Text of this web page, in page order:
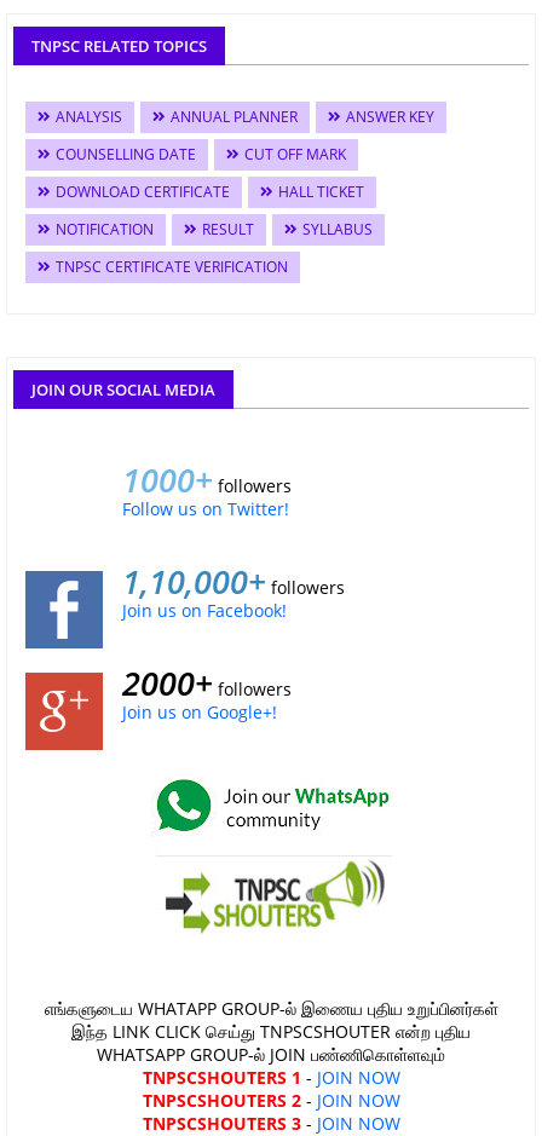
TNPSC RELATED TOPICS
ANALYSIS ANNUAL PLANNER
ANSWER KEY
COUNSELLING DATE
CUT OFF MARK
DOWNLOAD CERTIFICATE
HALL TICKET
NOTIFICATION
RESULT
SYLLABUS
TNPSC CERTIFICATE VERIFICATION
JOIN OUR SOCIAL MEDIA
1000+ followers
Follow us on Twitter!
1,10,000+ followers
Join us on Facebook!
2000+ followers
Join us on Google+!
எங்களுடைய WHATAPP GROUP-ல் இணைய புதிய உறுப்பினர்கள்
இந்த LINK CLICK செய்து TNPSCSHOUTER என்ற புதிய
WHATSAPP GROUP-ல் JOIN பண்ணிகொள்ளவும்
TNPSCSHOUTERS 1 - JOIN NOW
TNPSCSHOUTERS 2- JOIN NOW
TNPSCSHOUTERS 3- JOIN NOW